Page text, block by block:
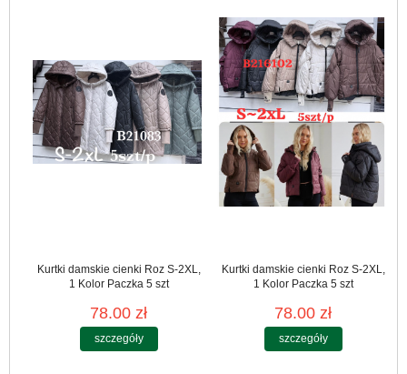
Kurtki damskie cienki Roz S-2XL,
1 Kolor Paczka 5 szt
78.00 zł
szczegóły
Kurtki damskie cienki Roz S-2XL,
1 Kolor Paczka 5 szt
78.00 zł
szczegóły